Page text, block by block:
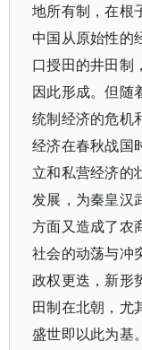
地所有制，在根
中国从原始性的
口授田的井田制
因此形成。但随
统制经济的危机
经济在春秋战国
立和私营经济的
发展，为秦皇汉
方面又造成了农
社会的动荡与冲
政权更迭，新形
田制在北朝，尤
盛世即以此为基